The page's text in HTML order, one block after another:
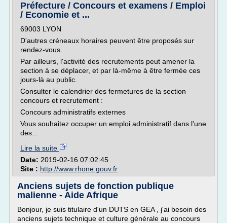
Préfecture / Concours et examens / Emploi
/ Economie et ...
69003 LYON
D'autres créneaux horaires peuvent être proposés sur
rendez-vous.
Par ailleurs, l'activité des recrutements peut amener la
section à se déplacer, et par là-même à être fermée ces
jours-là au public.
Consulter le calendrier des fermetures de la section
concours et recrutement :
Concours administratifs externes
Vous souhaitez occuper un emploi administratif dans l'une
des...
Lire la suite
Date: 2019-02-16 07:02:45
Site : http://www.rhone.gouv.fr
Anciens sujets de fonction publique
malienne - Aide Afrique
Bonjour, je suis titulaire d'un DUTS en GEA , j'ai besoin des
anciens sujets technique et culture générale au concours